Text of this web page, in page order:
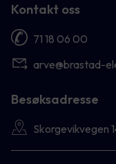
Kontakt oss
71 18 06 00
arve@brastad-
Besøksadresse
Skorgevikvegen